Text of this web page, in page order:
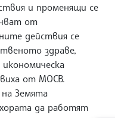
и променящи се
от
действия се
здраве,
от МОСВ.
на Земята
да работят